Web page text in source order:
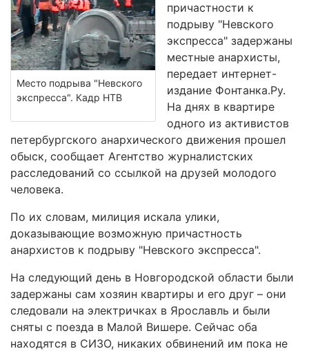
Место подрыва "Невского
экспресса". Кадр НТВ
причастности к
подрыву "Невского
экспресса" задержаны
местные анархисты,
передает интернет-
издание Фонтанка.Ру.
На днях в квартире
одного из активистов
петербургского анархического движения прошел
обыск, сообщает Агентство журналистских
расследований со ссылкой на друзей молодого
человека.
По их словам, милиция искала улики,
доказывающие возможную причастность
анархистов к подрыву "Невского экспресса".
На следующий день в Новгородской области были
задержаны сам хозяин квартиры и его друг – они
следовали на электричках в Ярославль и были
сняты с поезда в Малой Вишере. Сейчас оба
находятся в СИЗО, никаких обвинений им пока не